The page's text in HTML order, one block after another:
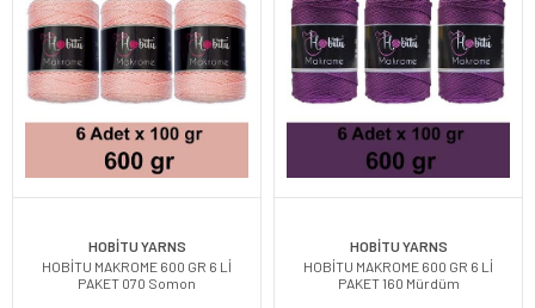
HOBİTU YARNS
HOBİTU MAKROME 600 GR 6 Lİ
PAKET 070 Somon
HOBİTU YARNS
HOBİTU MAKROME 600 GR 6 Lİ
PAKET 160 Mürdüm